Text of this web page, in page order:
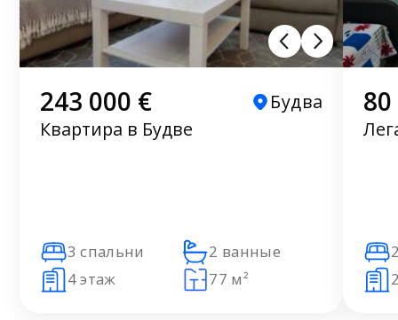
243 000 €
Будва
Квартира в Будве
3 спальни
2 ванные
4 этаж
77 м²